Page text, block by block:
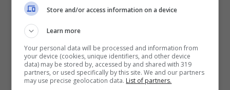
disponibile per tutti gli account e sarà
integrata, gradualmente, nei prossimi mesi.
Se da un lato molti utenti hanno apprezzato
questa nuova scelta da parte di Instagram,
altri si sono lamentati ed hanno sottolineato
Store and/or access information on a device
Learn more
Your personal data will be processed and information from
your device (cookies, unique identifiers, and other device
data) may be stored by, accessed by and shared with 319
partners, or used specifically by this site. We and our partners
may use precise geolocation data. List of partners.